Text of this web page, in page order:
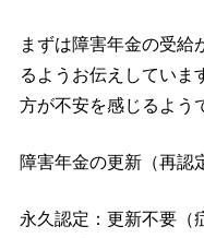
まずは障害年金の受給
るようお伝えしていま
方が不安を感じるよう
障害年金の更新（再認
永久認定：更新不要（